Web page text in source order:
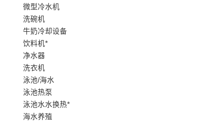
微型冷水机
洗碗机
牛奶冷却设备
饮料机*
净水器
洗衣机
泳池/海水
泳池热泵
泳池水水换热*
海水养殖